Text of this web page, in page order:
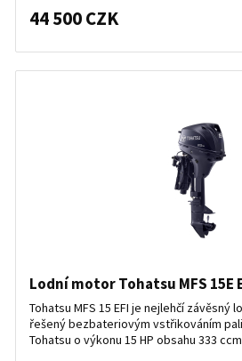
44 500 CZK
Lodní motor Tohatsu MFS 15E
Tohatsu MFS 15 EFI je nejlehčí
řešený bezbateriovým vstřikováním
Tohatsu o výkonu 15 HP obsahu 333